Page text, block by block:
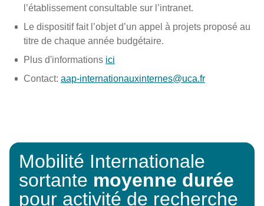
l’établissement consultable sur l’intranet.
Le dispositif fait l’objet d’un appel à projets proposé au
titre de chaque année budgétaire.
Plus d'informations ici
Contact: aap-internationauxinternes@uca.fr
Mobilité Internationale
sortante moyenne durée
pour activité de recherche